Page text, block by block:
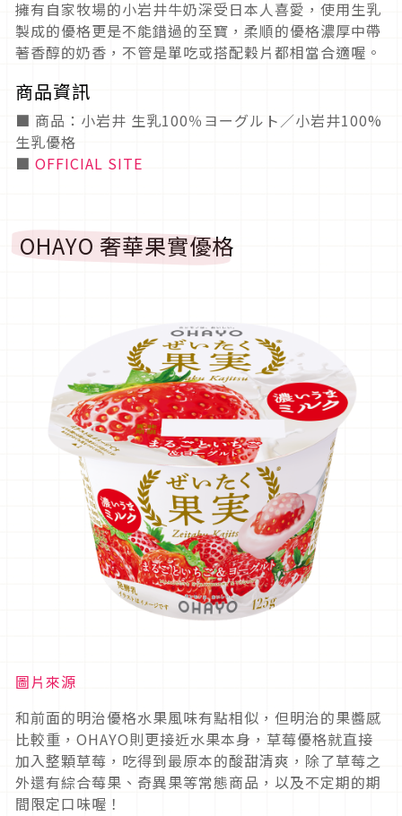
擁有自家牧場的小岩井牛奶深受日本人喜愛，使用生乳
製成的優格更是不能錯過的至寶，柔順的優格濃厚中帶
著香醇的奶香，不管是單吃或搭配穀片都相當合適喔。
商品資訊
■ 商品：小岩井 生乳100％ヨーグルト／小岩井100%
生乳優格
■ OFFICIAL SITE
OHAYO 奢華果實優格
圖片來源
和前面的明治優格水果風味有點相似，但明治的果醬感
比較重，OHAYO則更接近水果本身，草莓優格就直接
加入整顆草莓，吃得到最原本的酸甜清爽，除了草莓之
外還有綜合莓果、奇異果等常態商品，以及不定期的期
間限定口味喔！